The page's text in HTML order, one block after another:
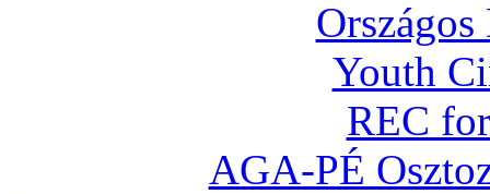
Youth
REC
AGA-PÉ